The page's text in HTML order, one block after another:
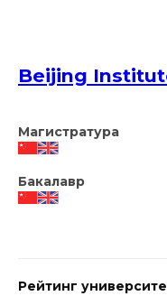
Beijing
Магистратура
Бакалавр
Рейтинг